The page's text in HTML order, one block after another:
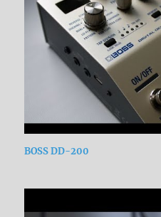
BOSS DD-200